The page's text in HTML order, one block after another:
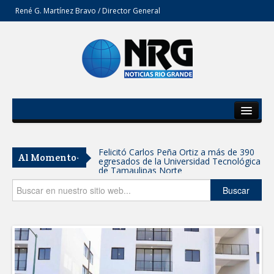
René G. Martínez Bravo / Director General
Del Estado
Secciones
Opinión
Al Momento- Felicitó Carlos Peña Ortiz a más de 390
egresados de la Universidad Tecnológica
de Tamaulipas Norte
GOBIERNO DE CARMEN LILIA
GARANTIZAR UN MEJOR SERVICIO DE
AGUA POTABLE
Facilita DIF Tamaulipas trámite de
credencial y placas de circulación para
personas con discapacidad
Buscar